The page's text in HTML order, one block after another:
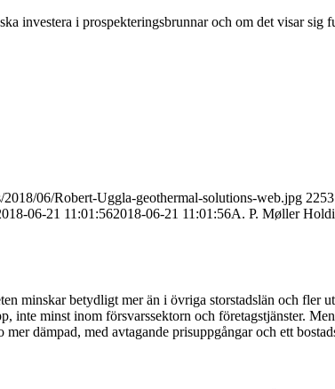
investera i prospekteringsbrunnar och om det visar
06/Robert-Uggla-geothermal-solutions-web.jpg 2253
06-21 11:01:562018-06-21 11:01:56A. P. Møller
minskar betydligt mer än i övriga storstadslän och fler
inte minst inom försvarssektorn och företagstjänster.
mer dämpad, med avtagande prisuppgångar och ett